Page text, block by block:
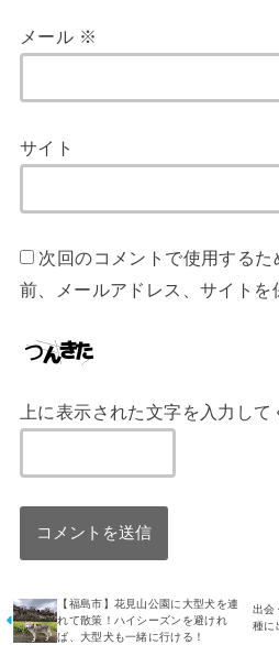
メール ※
サイト
次回のコメントで使用する
前、メールアドレス、サイトを
上に表示された文字を入力して
【福島市】花見山公園に大型犬を連
れて散策！ハイシーズンを避けれ
ば、大型犬も一緒に行ける！
出会
種に